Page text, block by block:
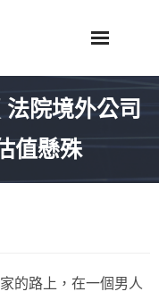
院境外公司
值懸殊
的路上，在一個男人